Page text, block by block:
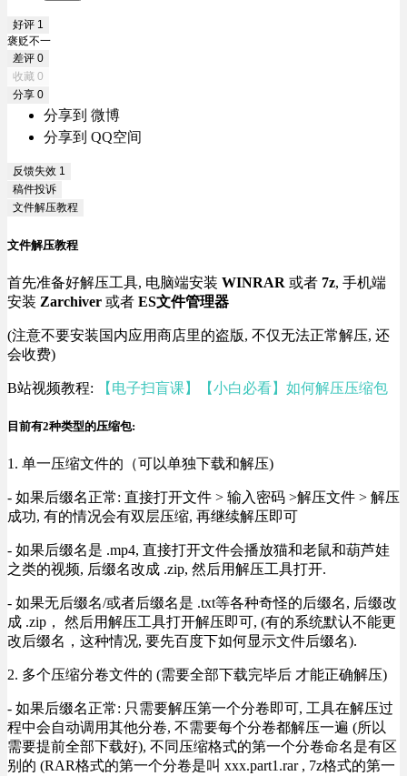
好评 1
褒贬不一
差评 0
收藏 0
分享 0
分享到 微博
分享到 QQ空间
反馈失效 1
稿件投诉
文件解压教程
文件解压教程
首先准备好解压工具, 电脑端安装 WINRAR 或者 7z, 手机端
安装 Zarchiver 或者 ES文件管理器
(注意不要安装国内应用商店里的盗版, 不仅无法正常解压, 还
会收费)
B站视频教程: 【电子扫盲课】【小白必看】如何解压压缩包
目前有2种类型的压缩包:
1. 单一压缩文件的（可以单独下载和解压)
- 如果后缀名正常: 直接打开文件 > 输入密码 >解压文件 > 解压
成功, 有的情况会有双层压缩, 再继续解压即可
- 如果后缀名是 .mp4, 直接打开文件会播放猫和老鼠和葫芦娃
之类的视频, 后缀名改成 .zip, 然后用解压工具打开.
- 如果无后缀名/或者后缀名是 .txt等各种奇怪的后缀名, 后缀改
成 .zip， 然后用解压工具打开解压即可, (有的系统默认不能更
改后缀名，这种情况, 要先百度下如何显示文件后缀名).
2. 多个压缩分卷文件的 (需要全部下载完毕后 才能正确解压)
- 如果后缀名正常: 只需要解压第一个分卷即可, 工具在解压过
程中会自动调用其他分卷, 不需要每个分卷都解压一遍 (所以
需要提前全部下载好), 不同压缩格式的第一个分卷命名是有区
别的 (RAR格式的第一个分卷是叫 xxx.part1.rar , 7z格式的第一